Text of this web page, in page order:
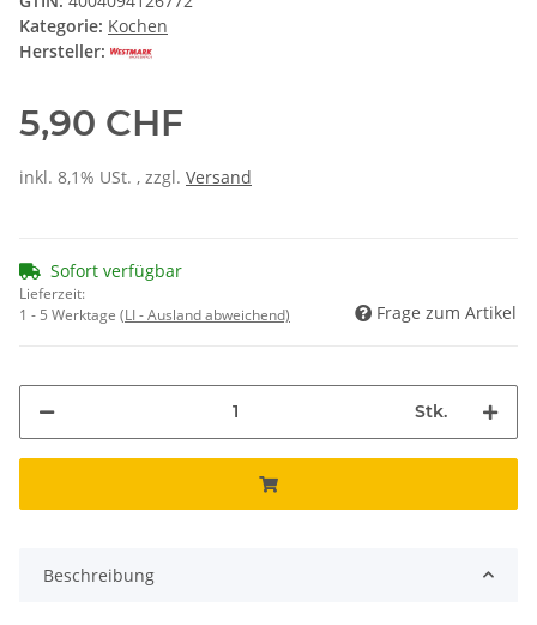
Kategorie: Kochen
Hersteller:
5,90 CHF
inkl. 8,1% USt. , zzgl. Versand
Sofort verfügbar
Lieferzeit:
1 - 5 Werktage (LI - Ausland abweichend) Frage zum Artikel
Stk.
Beschreibung